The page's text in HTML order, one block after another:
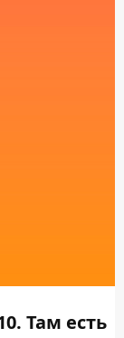
Там есть